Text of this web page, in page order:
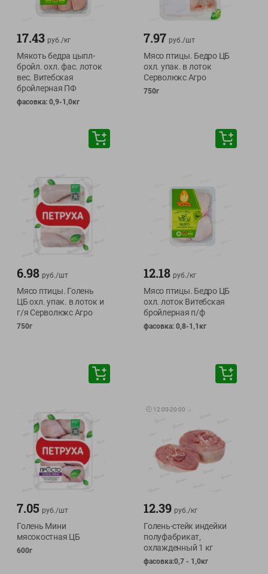
17.43 руб./кг
Мякоть бедра цыпл-
бройл. охл. фас. лоток
вес. Витебская
бройлерная ПФ
фасовка: 0,9-1,0кг
7.97 руб./шт
Мясо птицы. Бедро ЦБ
охл. упак. в лоток
Серволюкс Агро
750г
6.98 руб./шт
Мясо птицы. Голень
ЦБ охл. упак. в лоток и
г/я Серволюкс Агро
750г
12.18 руб./кг
Мясо птицы. Бедро ЦБ
охл. лоток Витебская
бройлерная п/ф
фасовка: 0,8-1,1кг
7.05 руб./шт
Голень Мини
мясокостная ЦБ
600г
🕘 12:00-20:00
12.39 руб./кг
Голень-стейк индейки
полуфабрикат,
охлажденный 1 кг
фасовка:0,7 - 1,0кг